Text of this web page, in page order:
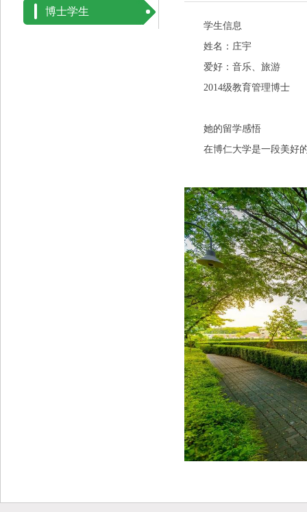
博士学生
学生信息
姓名：庄宇
爱好：音乐、旅游
2014级教育管理博士
她的留学感悟
在博仁大学是一段美好的